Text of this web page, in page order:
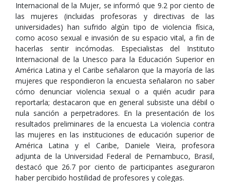
Internacional de la Mujer, se informó que 9.2 por ciento de
las mujeres (incluidas profesoras y directivas de las
universidades) han sufrido algún tipo de violencia física,
como acoso sexual e invasión de su espacio vital, a fin de
hacerlas sentir incómodas. Especialistas del Instituto
Internacional de la Unesco para la Educación Superior en
América Latina y el Caribe señalaron que la mayoría de las
mujeres que respondieron la encuesta señalaron no saber
cómo denunciar violencia sexual o a quién acudir para
reportarla; destacaron que en general subsiste una débil o
nula sanción a perpetradores. En la presentación de los
resultados preliminares de la encuesta La violencia contra
las mujeres en las instituciones de educación superior de
América Latina y el Caribe, Daniele Vieira, profesora
adjunta de la Universidad Federal de Pernambuco, Brasil,
destacó que 26.7 por ciento de participantes aseguraron
haber percibido hostilidad de profesores y colegas.